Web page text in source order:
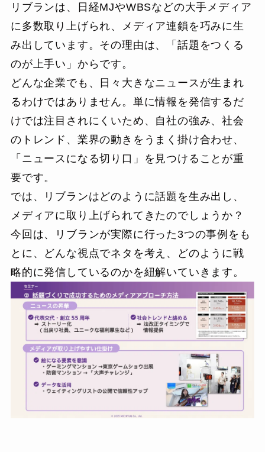
リブランは、日経MJやWBSなどの大手メディア
に多数取り上げられ、メディア連鎖を巧みに生
み出しています。その理由は、「話題をつくる
のが上手い」からです。
どんな企業でも、日々大きなニュースが生まれ
るわけではありません。単に情報を発信するだ
けでは注目されにくいため、自社の強み、社会
のトレンド、業界の動きをうまく掛け合わせ、
「ニュースになる切り口」を見つけることが重
要です。
では、リブランはどのように話題を生み出し、
メディアに取り上げられてきたのでしょうか？
今回は、リブランが実際に行った3つの事例をも
とに、どんな視点でネタを考え、どのように戦
略的に発信しているのかを紐解いていきます。